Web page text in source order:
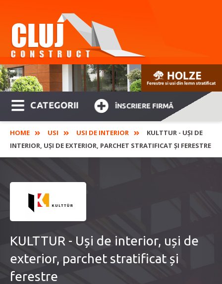
CATEGORII ÎNSCRIERE FIRMĂ
HOME USI USI DE INTERIOR
KULTTUR - UȘI DE
INTERIOR, UȘI DE EXTERIOR, PARCHET STRATIFICAT ȘI FERESTRE
KULTTUR - Uși de interior, uși de
exterior, parchet stratificat și
ferestre